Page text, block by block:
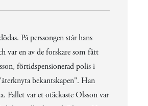
På perssongen står hans
var en av de forskare som fått
förtidspensionerad polis i
bekantskapen". Han
var et otäckaste Olsson var